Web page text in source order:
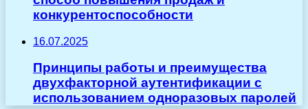
конкурентоспособности
16.07.2025
Принципы работы и преимущества
двухфакторной аутентификации с
использованием одноразовых паролей